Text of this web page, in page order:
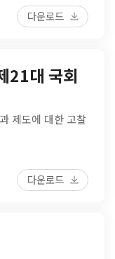
다운로드
대 국회
제도에 대한 고찰
다운로드